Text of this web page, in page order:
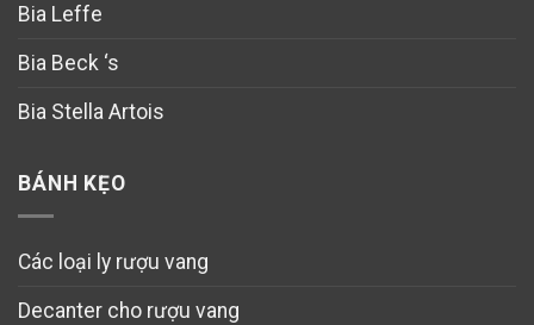
Bia Leffe
Bia Beck ‘s
Bia Stella Artois
BÁNH KẸO
Các loại ly rượu vang
Decanter cho rượu vang